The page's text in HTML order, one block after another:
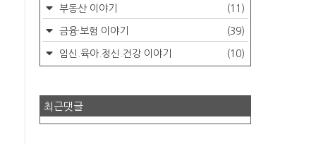
부동산 이야기 (11)
금융·보험 이야기 (39)
임신.육아.정신.건강 이야기 (10)
최근댓글